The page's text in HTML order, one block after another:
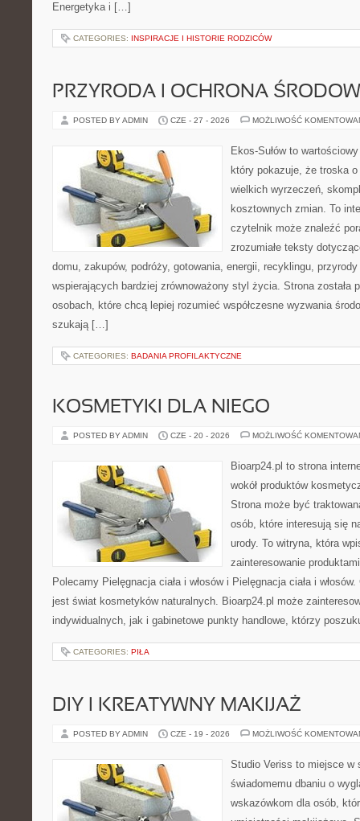
Energetyka i […]
CATEGORIES: INSPIRACJE I HISTORIE RODZICÓW
PRZYRODA I OCHRONA
POSTED BY ADMIN CZE - 27 - 2026 MOŻLIWOŚĆ
Ekos-Sułów to
który pokazuje, że troska
wielkich wyrzeczeń,
kosztownych zmian. To
czytelnik może znaleźć
zrozumiałe teksty
domu, zakupów, podróży, gotowania, energii, recyklingu,
wspierających bardziej zrównoważony styl życia. Strona została
osobach, które chcą lepiej rozumieć współczesne wyzwania
szukają […]
CATEGORIES: BADANIA PROFILAKTYCZNE
KOSMETYKI DLA NIEGO
POSTED BY ADMIN CZE - 20 - 2026 MOŻLIWOŚĆ
Bioarp24.pl to strona
wokół produktów
Strona może być
osób, które interesują się
urody. To witryna, która
zainteresowanie
Polecamy Pielęgnacja ciała i włosów i Pielęgnacja ciała i
jest świat kosmetyków naturalnych. Bioarp24.pl może
indywidualnych, jak i gabinetowe punkty handlowe, którzy
CATEGORIES: PIŁA
DIY I KREATYWNY MAKIJAŻ
POSTED BY ADMIN CZE - 19 - 2026 MOŻLIWOŚĆ
Studio Veriss to miejsce w
świadomemu dbaniu o
wskazówkom dla osób,